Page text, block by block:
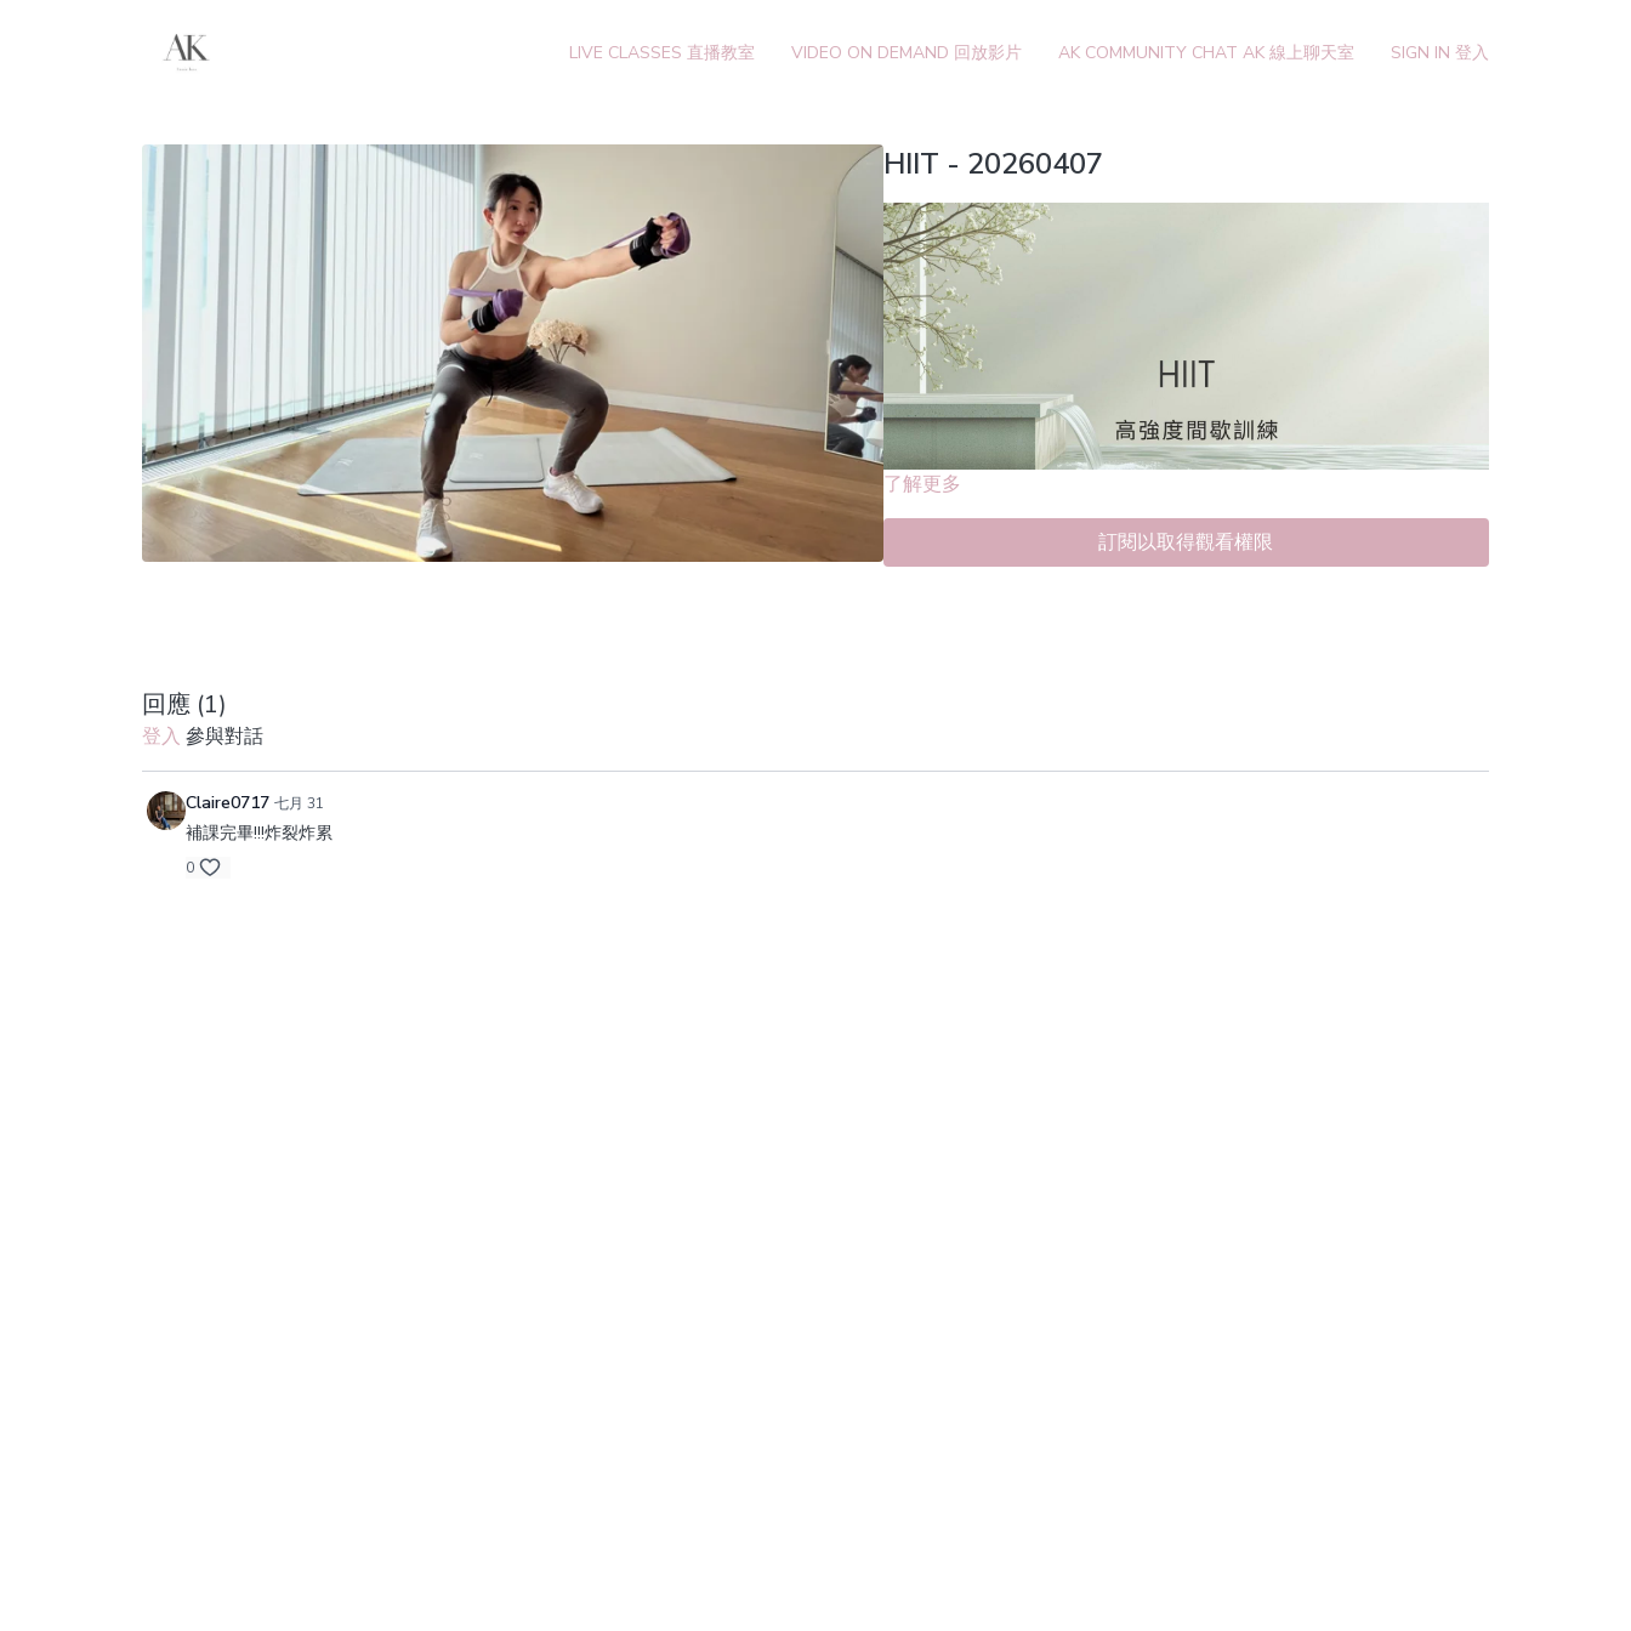
LIVE CLASSES 直播教室 VIDEO ON DEMAND 回放影片 AK COMMUNITY CHAT AK 線上聊天室 SIGN IN 登入
HIIT - 20260407
了解更多
訂閱以取得觀看權限
回應 (1)
登入 參與對話
Claire0717 七月 31
補課完畢!!!炸裂炸累
0